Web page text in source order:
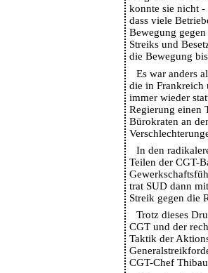
konnte sie nicht
dass viele
Bewegung
Streiks und
die Bewegung
Es war anders
die in Frankreich
immer wieder
Regierung einen
Bürokraten an
In den
Teilen der CGT-
trat SUD dann
Streik gegen die
Trotz dieses
CGT und der
Taktik der
CGT-Chef